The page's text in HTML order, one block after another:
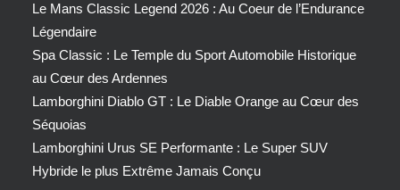
Le Mans Classic Legend 2026 : Au Coeur de l’Endurance
Légendaire
Spa Classic : Le Temple du Sport Automobile Historique
au Cœur des Ardennes
Lamborghini Diablo GT : Le Diable Orange au Cœur des
Séquoias
Lamborghini Urus SE Performante : Le Super SUV
Hybride le plus Extrême Jamais Conçu